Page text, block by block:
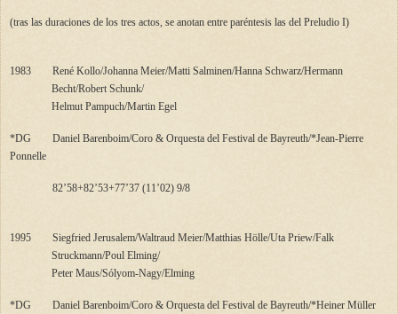
(tras las duraciones de los tres actos, se anotan entre paréntesis las del Preludio I)
1983
René Kollo/Johanna Meier/Matti Salminen/Hanna Schwarz/Hermann
Becht/Robert Schunk/
Helmut Pampuch/Martin Egel
*DG
Daniel Barenboim/Coro & Orquesta del Festival de Bayreuth/*Jean-Pierre
Ponnelle
82’58+82’53+77’37 (11’02) 9/8
1995
Siegfried Jerusalem/Waltraud Meier/Matthias Hölle/Uta Priew/Falk
Struckmann/Poul Elming/
Peter Maus/Sólyom-Nagy/Elming
*DG Daniel Barenboim/Coro & Orquesta del Festival de Bayreuth/*Heiner Müller